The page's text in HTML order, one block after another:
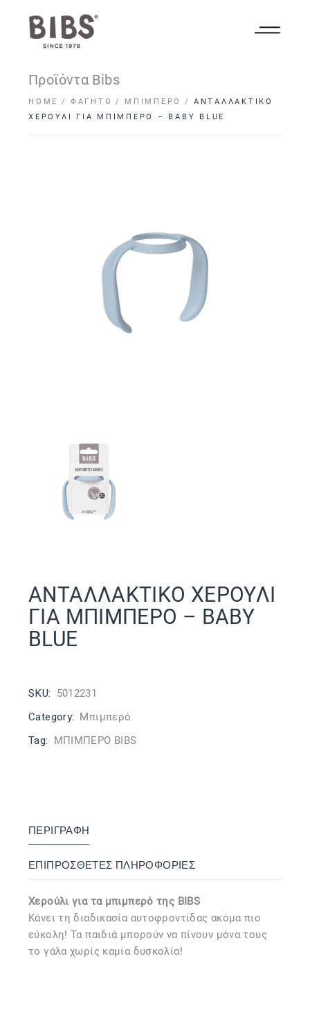
Προϊόντα Bibs
HOME ΦΑΓΗΤΌ ΜΠΙΜΠΕΡΌ
ΑΝΤΑΛΛΑΚΤΙΚΟ
ΧΕΡΟΥΛΙ ΓΙΑ ΜΠΙΜΠΕΡΟ – BABY BLUE
ΑΝΤΑΛΛΑΚΤΙΚΟ ΧΕΡΟΥΛΙ
ΓΙΑ ΜΠΙΜΠΕΡΟ – BABY
BLUE
SKU: 5012231
Category: Μπιμπερό
Tag: ΜΠΙΜΠΕΡΟ BIBS
ΠΕΡΙΓΡΑΦΉ
ΕΠΙΠΡΌΣΘΕΤΕΣ ΠΛΗΡΟΦΟΡΊΕΣ
Χερούλι για τα μπιμπερό της BIBS
Κάνει τη διαδικασία αυτοφροντίδας ακόμα πιο
εύκολη! Τα παιδιά μπορούν να πίνουν μόνα τους
το γάλα χωρίς καμία δυσκολία!